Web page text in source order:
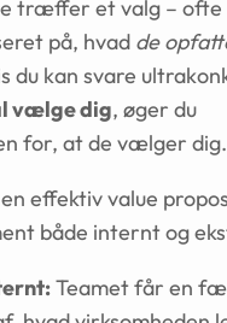
træffer et valg – ofte
på, hvad de
du kan svare
vælge dig, øger du
for, at de vælger dig.
effektiv value
både internt og
Teamet får en